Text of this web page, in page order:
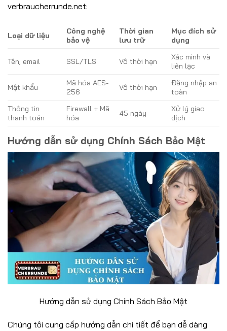
verbraucherrunde.net:
Loại dữ liệu
Công nghệ
bảo vệ
Thời gian
lưu trữ
Mục đích sử
dụng
Tên, email SSL/TLS Vô thời hạn
Xác minh và
liên lạc
Mật khẩu
Mã hóa AES-
256
Vô thời hạn
Đăng nhập an
toàn
Thông tin
thanh toán
Firewall + Mã
hóa
45 ngày
Xử lý giao
dịch
Hướng dẫn sử dụng Chính Sách Bảo Mật
Hướng dẫn sử dụng Chính Sách Bảo Mật
Chúng tôi cung cấp hướng dẫn chi tiết để bạn dễ dàng